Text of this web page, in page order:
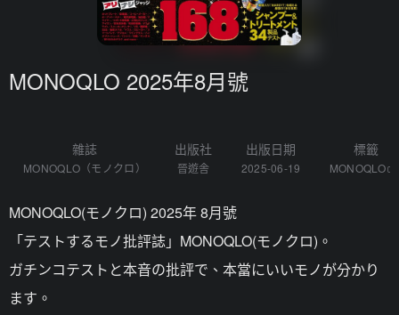
MONOQLO 2025年8月號
雜誌
MONOQLO（モノクロ）
出版社
晉遊舎
出版日期
2025-06-19
標籤
MONOQLO
MONOQLO(モノクロ) 2025年 8月號
「テストするモノ批評誌」MONOQLO(モノクロ)。
ガチンコテストと本音の批評で、本當にいいモノが分かり
ます。